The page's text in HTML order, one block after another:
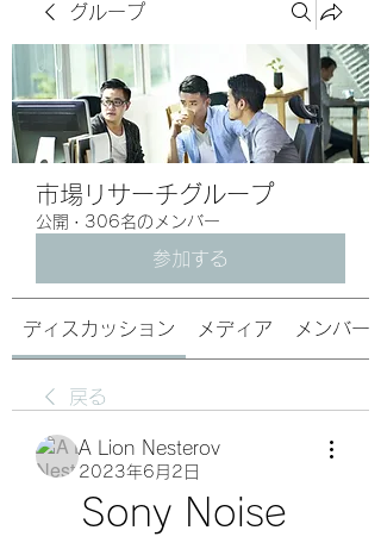
グループ
市場リサーチグループ
公開 · 306名のメンバー
参加する
ディスカッション メディア メンバー
戻る
A Lion Nesterov
2023年6月2日
Sony Noise